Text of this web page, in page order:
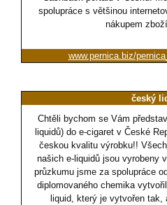
spolupráce s většinou
nákupem
www.pernica.biz/
český
Chtěli bychom se Vám
liquidů) do e-cigaret v České
českou kvalitu výrobku!!
našich e-liquidů jsou vyrobeny
průzkumu jsme za spolupráce
diplomovaného chemika
liquid, který je vytvořen tak,